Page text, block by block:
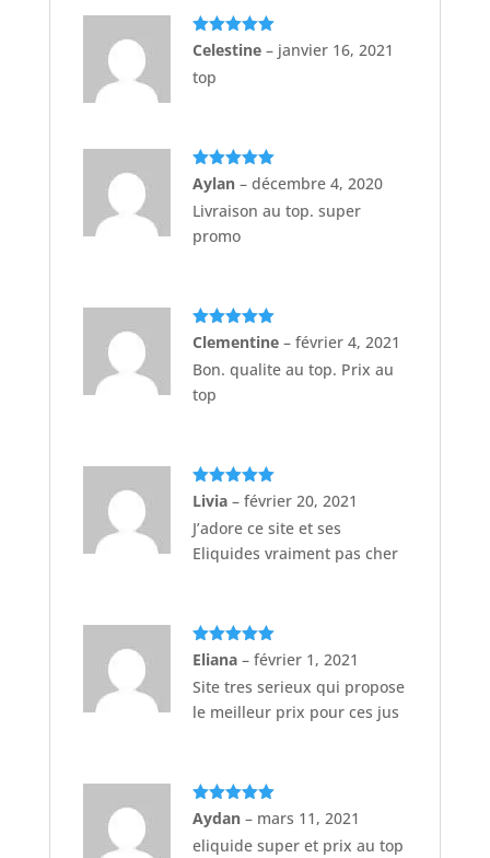
Note5sur
5
Celestine – janvier 16, 2021
top
Note5
sur
5
Aylan – décembre 4, 2020
Livraison au top. super
promo
Note5sur
5
Clementine – février 4, 2021
Bon. qualite au top. Prix au
top
Note
sur
5
Livia – février 20, 2021
J’adore ce site et ses
Eliquides vraiment pas cher
Note5 sur
5
Eliana – février 1, 2021
Site tres serieux qui propose
le meilleur prix pour ces jus
Note5sur
5
Aydan – mars 11, 2021
eliquide super et prix au top